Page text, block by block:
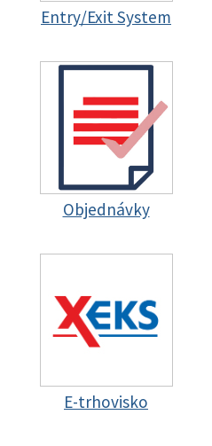
Entry/Exit System
Objednávky
E-trhovisko